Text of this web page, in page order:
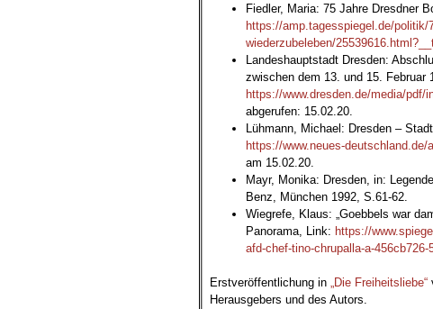
Fiedler, Maria: 75 Jahre Dresdner
https://amp.tagesspiegel.de/politik/
wiederzubeleben/
Landeshauptstadt Dresden:
zwischen dem 13. und 15. Februar
https://www.dresden.de/media/
abgerufen: 15.02.20.
Lühmann, Michael: Dresden –
https://www.neues-
am 15.02.20.
Mayr, Monika: Dresden, in:
Benz, München 1992, S.61-62.
Wiegrefe, Klaus: „Goebbels war
Panorama, Link: https://
afd-chef-tino-chrupalla-a-
Erstveröffentlichung in „Die Freiheitsliebe“
Herausgebers und des Autors.